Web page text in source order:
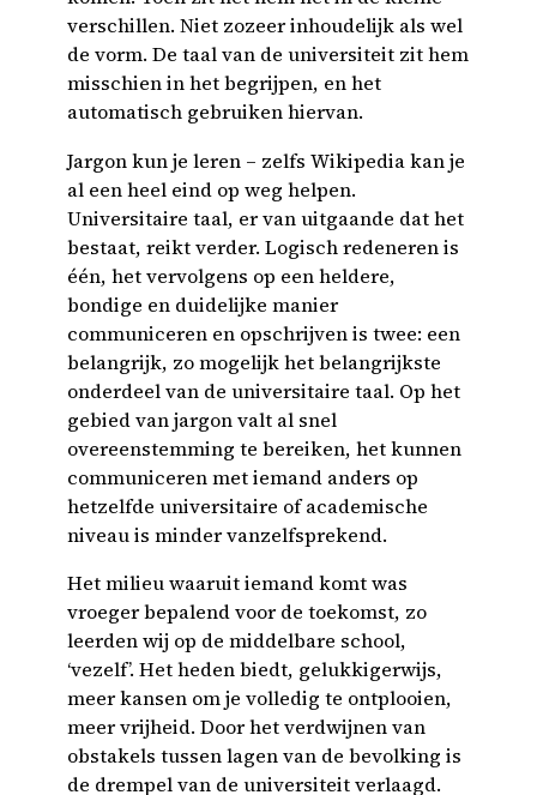
verschillen. Niet zozeer inhoudelijk als wel
de vorm. De taal van de universiteit zit hem
misschien in het begrijpen, en het
automatisch gebruiken hiervan.
Jargon kun je leren – zelfs Wikipedia kan je
al een heel eind op weg helpen.
Universitaire taal, er van uitgaande dat het
bestaat, reikt verder. Logisch redeneren is
één, het vervolgens op een heldere,
bondige en duidelijke manier
communiceren en opschrijven is twee: een
belangrijk, zo mogelijk het belangrijkste
onderdeel van de universitaire taal. Op het
gebied van jargon valt al snel
overeenstemming te bereiken, het kunnen
communiceren met iemand anders op
hetzelfde universitaire of academische
niveau is minder vanzelfsprekend.
Het milieu waaruit iemand komt was
vroeger bepalend voor de toekomst, zo
leerden wij op de middelbare school,
‘vezelf’. Het heden biedt, gelukkigerwijs,
meer kansen om je volledig te ontplooien,
meer vrijheid. Door het verdwijnen van
obstakels tussen lagen van de bevolking is
de drempel van de universiteit verlaagd.